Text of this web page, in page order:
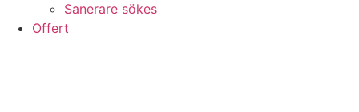
Sanerare sökes
Offert